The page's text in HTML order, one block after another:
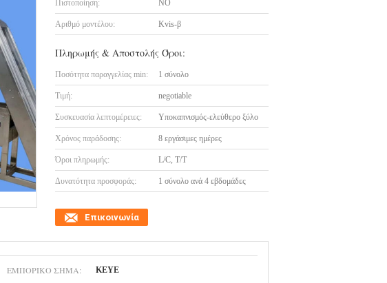
Πιστοποίηση: NO
Αριθμό μοντέλου: Kvis-β
Πληρωμής & Αποστολής Όροι:
Ποσότητα παραγγελίας min: 1 σύνολο
Τιμή: negotiable
Συσκευασία λεπτομέρειες: Υποκαπνισμός-ελεύθερο ξύλο
Χρόνος παράδοσης: 8 εργάσιμες ημέρες
Όροι πληρωμής: L/C, T/T
Δυνατότητα προσφοράς: 1 σύνολο ανά 4 εβδομάδες
Επικοινωνία
ΕΜΠΟΡΙΚΌ ΣΉΜΑ: KEYE